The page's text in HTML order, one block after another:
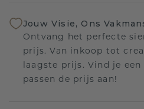
Jouw Visie, Ons
Ontvang het perfecte
prijs. Van inkoop tot
laagste prijs. Vind je een
passen de prijs aan!